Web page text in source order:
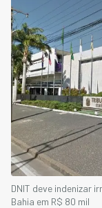
DNIT deve indenizar
Bahia em R$ 80 mil